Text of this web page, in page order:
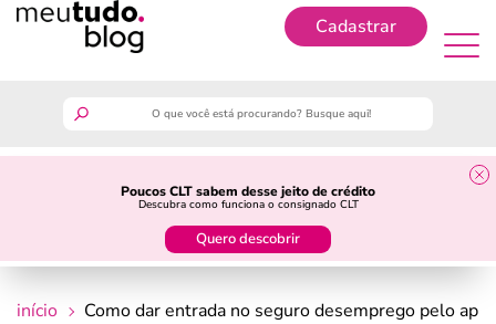
Cadastrar
Poucos CLT sabem desse jeito de crédito
Descubra como funciona o consignado CLT
Quero descobrir
guia do trabalhador
início Como dar entrada no seguro desemprego pelo